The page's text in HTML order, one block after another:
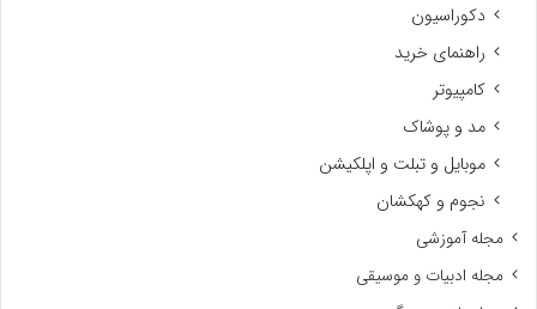
دکوراسیون
راهنمای خرید
کامپیوتر
مد و پوشاک
موبایل و تبلت و اپلکیشن
نجوم و کهکشان
مجله آموزشی
مجله ادبیات و موسیقی